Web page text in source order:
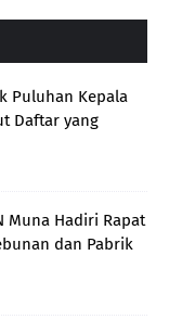
Puluhan Kepala
Daftar yang
Muna Hadiri Rapat
dan Pabrik